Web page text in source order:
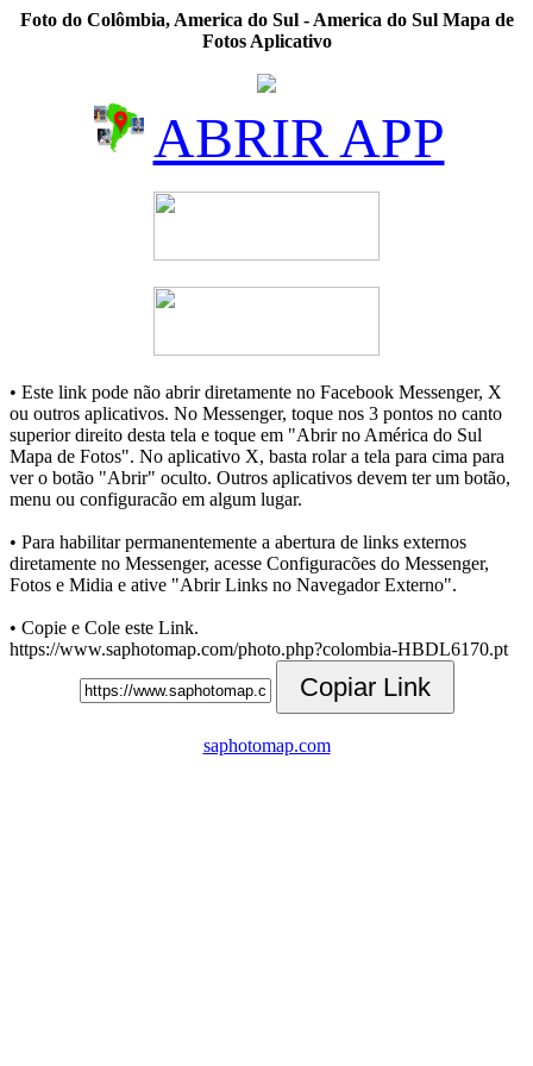
Foto do Colômbia, America do Sul - America do Sul Mapa de
Fotos Aplicativo
ABRIR APP
• Este link pode não abrir diretamente no Facebook Messenger, X
ou outros aplicativos. No Messenger, toque nos 3 pontos no canto
superior direito desta tela e toque em "Abrir no América do Sul
Mapa de Fotos". No aplicativo X, basta rolar a tela para cima para
ver o botão "Abrir" oculto. Outros aplicativos devem ter um botão,
menu ou configuracão em algum lugar.
• Para habilitar permanentemente a abertura de links externos
diretamente no Messenger, acesse Configuracões do Messenger,
Fotos e Midia e ative "Abrir Links no Navegador Externo".
• Copie e Cole este Link.
https://www.saphotomap.com/photo.php?colombia-HBDL6170.pt
Copiar Link
saphotomap.com